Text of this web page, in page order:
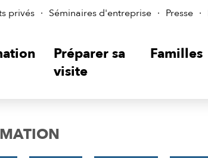
privés Séminaires d'entreprise Presse
Préparer sa
visite
Familles